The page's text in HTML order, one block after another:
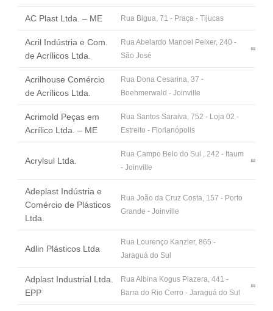
Agenda
NOSSAS ASSOCIADAS
SEJA UM ASSOCIADO
VAGAS
AC Plast Ltda. – ME Rua Bigua, 71 - Praça - Tijucas
Acril Indústria e Com.
de Acrílicos Ltda.
Rua Abelardo Manoel Peixer, 240 -
São José
Acrilhouse Comércio
de Acrílicos Ltda.
Rua Dona Cesarina, 37 -
Boehmerwald - Joinville
Acrimold Peças em
Acrílico Ltda. – ME
Rua Santos Saraiva, 752 - Loja 02 -
Estreito - Florianópolis
Acrylsul Ltda.
Rua Campo Belo do Sul , 242 - Itaum
- Joinville
Adeplast Indústria e
Comércio de Plásticos
Ltda.
Rua João da Cruz Costa, 157 - Porto
Grande - Joinville
Adlin Plásticos Ltda
Rua Lourenço Kanzler, 865 -
Jaraguá do Sul
Adplast Industrial Ltda.
EPP
Rua Albina Kogus Piazera, 441 -
Barra do Rio Cerro - Jaraguá do Sul